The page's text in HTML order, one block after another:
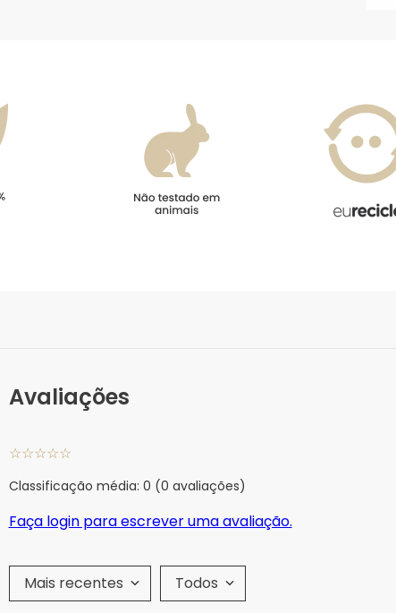
Avaliações
☆☆☆☆☆
Classificação média: 0 (0 avaliações)
Faça login para escrever uma avaliação.
Mais recentes Todos